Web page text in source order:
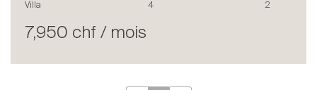
Villa 4 2
7,950 chf / mois